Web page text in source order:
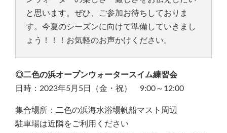
と思います。ぜひ、ご参加お待ちしておりま
す。今夏のシーズンに向けて準備していきまし
ょう！！！お気軽のお声かけください。
◎二色の浜オープンウォータースイム練習会
日時：2023年5月5日（金・祝） 9:00～12:00
集合場所：二色の浜海水浴場帆船マスト周辺
駐車場は近隣をご利用ください